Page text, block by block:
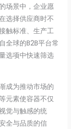
场景中，企业愿
选择供应商时不
触标准、生产工
全球的B2B平台常
选项中快速筛选
成为推动市场的
元素使容器不仅
觉与触感的统
全与品质的信